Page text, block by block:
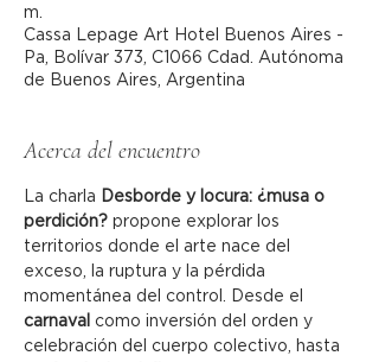
m.
Cassa Lepage Art Hotel Buenos Aires -
Pa, Bolívar 373, C1066 Cdad. Autónoma
de Buenos Aires, Argentina
Acerca del encuentro
La charla Desborde y locura: ¿musa o
perdición? propone explorar los
territorios donde el arte nace del
exceso, la ruptura y la pérdida
momentánea del control. Desde el
carnaval como inversión del orden y
celebración del cuerpo colectivo, hasta